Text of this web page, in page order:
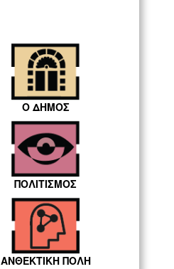
Ο ΔΗΜΟΣ
ΠΟΛΙΤΙΣΜΟΣ
ΑΝΘΕΚΤΙΚΗ ΠΟΛΗ